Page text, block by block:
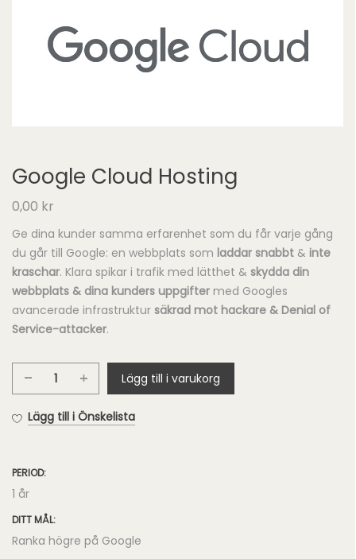
Google Cloud Hosting
0,00 kr
Ge dina kunder samma erfarenhet som du får varje gång
du går till Google: en webbplats som laddar snabbt & inte
kraschar. Klara spikar i trafik med lätthet & skydda din
webbplats & dina kunders uppgifter med Googles
avancerade infrastruktur säkrad mot hackare & Denial of
Service-attacker.
Google
Hosting
Lägg till i varukorg
Lägg till i Önskelista
PERIOD:
1 år
DITT MÅL:
Ranka högre på Google